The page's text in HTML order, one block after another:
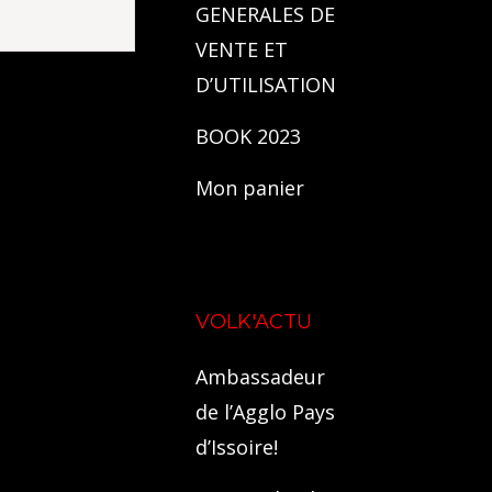
GENERALES DE
VENTE ET
D’UTILISATION
BOOK 2023
Mon panier
VOLK'ACTU
Ambassadeur
de l’Agglo Pays
d’Issoire!